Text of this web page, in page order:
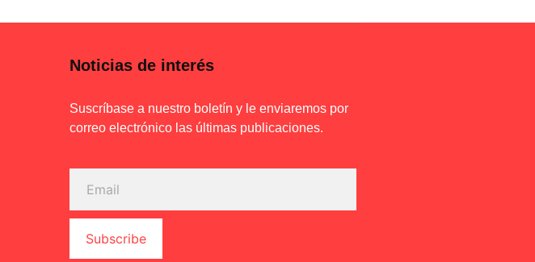
Noticias de interés
Suscríbase a nuestro boletín y le enviaremos por
correo electrónico las últimas publicaciones.
Subscribe